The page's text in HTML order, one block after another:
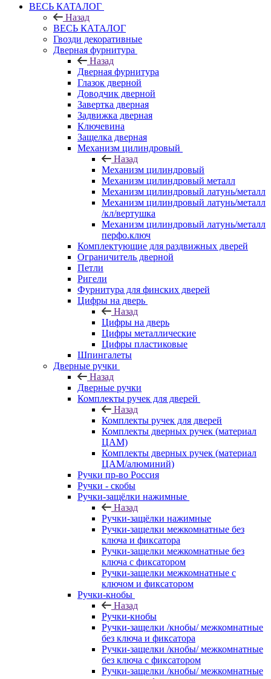
ВЕСЬ КАТАЛОГ
Назад
ВЕСЬ КАТАЛОГ
Гвозди декоративные
Дверная фурнитура
Назад
Дверная фурнитура
Глазок дверной
Доводчик дверной
Завертка дверная
Задвижка дверная
Ключевина
Защелка дверная
Механизм цилиндровый
Назад
Механизм цилиндровый
Механизм цилиндровый металл
Механизм цилиндровый латунь/металл
Механизм цилиндровый латунь/металл
/кл/вертушка
Механизм цилиндровый латунь/металл
перфо.ключ
Комплектующие для раздвижных дверей
Ограничитель дверной
Петли
Ригели
Фурнитура для финских дверей
Цифры на дверь
Назад
Цифры на дверь
Цифры металлические
Цифры пластиковые
Шпингалеты
Дверные ручки
Назад
Дверные ручки
Комплекты ручек для дверей
Назад
Комплекты ручек для дверей
Комплекты дверных ручек (материал
ЦАМ)
Комплекты дверных ручек (материал
ЦАМ/алюминий)
Ручки пр-во Россия
Ручки - скобы
Ручки-защёлки нажимные
Назад
Ручки-защёлки нажимные
Ручки-защелки межкомнатные без
ключа и фиксатора
Ручки-защелки межкомнатные без
ключа с фиксатором
Ручки-защелки межкомнатные с
ключом и фиксатором
Ручки-кнобы
Назад
Ручки-кнобы
Ручки-защелки /кнобы/ межкомнатные
без ключа и фиксатора
Ручки-защелки /кнобы/ межкомнатные
без ключа с фиксатором
Ручки-защелки /кнобы/ межкомнатные